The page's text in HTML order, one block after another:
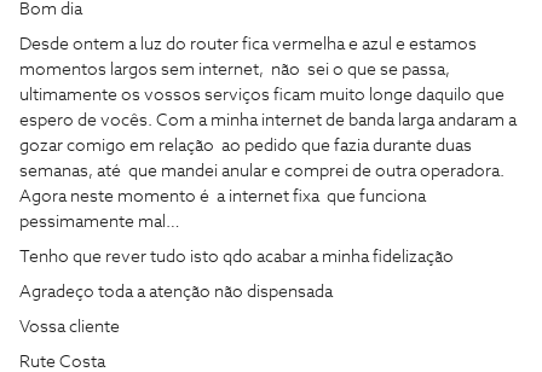
Bom dia
Desde ontem a luz do router fica vermelha e azul e estamos
momentos largos sem internet, não sei o que se passa,
ultimamente os vossos serviços ficam muito longe daquilo que
espero de vocês. Com a minha internet de banda larga andaram a
gozar comigo em relação ao pedido que fazia durante duas
semanas, até que mandei anular e comprei de outra operadora.
Agora neste momento é a internet fixa que funciona
pessimamente mal…
Tenho que rever tudo isto qdo acabar a minha fidelização
Agradeço toda a atenção não dispensada
Vossa cliente
Rute Costa